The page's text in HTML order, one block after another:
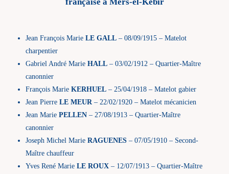
Jean François Marie LE GALL – 08/09/1915 – Matelot
charpentier
Gabriel André Marie HALL – 03/02/1912 – Quartier-Maître
canonnier
François Marie KERHUEL – 25/04/1918 – Matelot gabier
Jean Pierre LE MEUR – 22/02/1920 – Matelot mécanicien
Jean Marie PELLEN – 27/08/1913 – Quartier-Maître
canonnier
Joseph Michel Marie RAGUENES – 07/05/1910 – Second-
Maître chauffeur
Yves René Marie LE ROUX – 12/07/1913 – Quartier-Maître